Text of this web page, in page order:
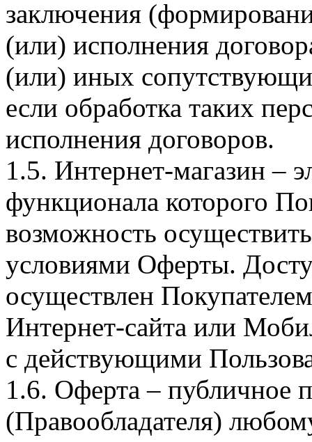
заключения
(или) исполнения
(или) иных
если обработка таких
исполнения договоров.
1.5. Интернет-магазин –
функционала которого
возможность
условиями Оферты.
осуществлен
Интернет-сайта или
с действующими
1.6. Оферта – публичное
(Правообладателя)